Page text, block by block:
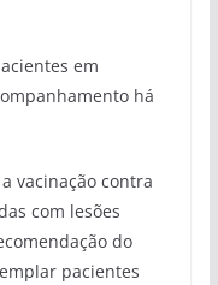
em
há
vacinação contra
com lesões
do
pacientes